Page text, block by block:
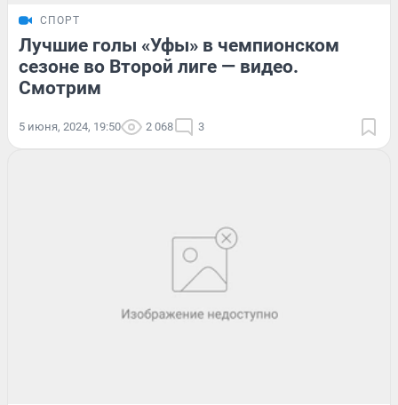
СПОРТ
Лучшие голы «Уфы» в чемпионском
сезоне во Второй лиге — видео.
Смотрим
5 июня, 2024, 19:50 2 068 3